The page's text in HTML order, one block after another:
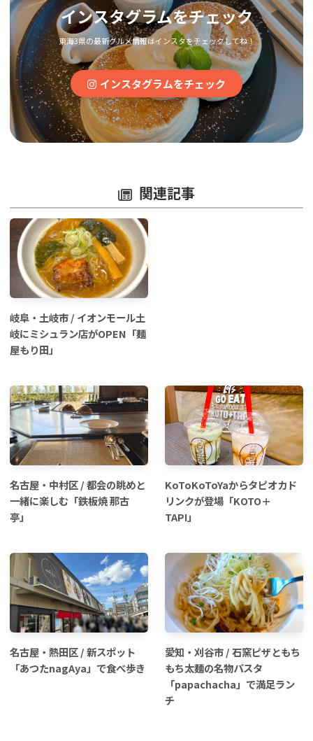
インスタグラムをチェック
東海3県の最新グルメ情報はインスタをチェックしてね！
インスタグラムをチェック
関連記事
岐阜・土岐市 / イオンモール土
岐にミシュラン店がOPEN「麺
屋もり田」
名古屋・中村区 / 都会の眺めと
一緒に楽しむ「鉄板焼 那古
亭」
KoToKoToYaからタピオカド
リンクが登場「KOTO＋
TAPI」
名古屋・熱田区 / 新スポット
「あつたnagAya」で食べ歩き
愛知・刈谷市 / 石窯ピザともち
もち太麺の名物パスタ
「papachacha」で満足ラン
チ